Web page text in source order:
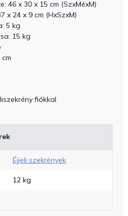
46 x 30 x 15 cm (SzxMéxM)
x 24 x 9 cm (HxSzxM)
5 kg
15 kg
fiókkal
Éjjeli szekrények
12 kg